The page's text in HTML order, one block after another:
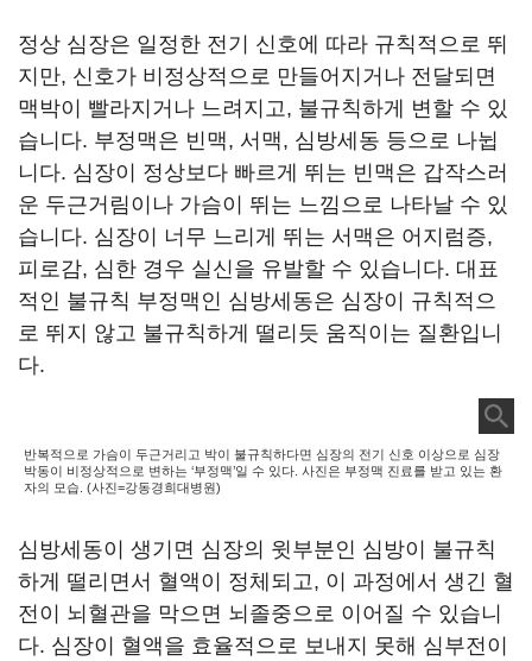
정상 심장은 일정한 전기 신호에 따라 규칙적으로 뛰
지만, 신호가 비정상적으로 만들어지거나 전달되면
맥박이 빨라지거나 느려지고, 불규칙하게 변할 수 있
습니다. 부정맥은 빈맥, 서맥, 심방세동 등으로 나뉩
니다. 심장이 정상보다 빠르게 뛰는 빈맥은 갑작스러
운 두근거림이나 가슴이 뛰는 느낌으로 나타날 수 있
습니다. 심장이 너무 느리게 뛰는 서맥은 어지럼증,
피로감, 심한 경우 실신을 유발할 수 있습니다. 대표
적인 불규칙 부정맥인 심방세동은 심장이 규칙적으
로 뛰지 않고 불규칙하게 떨리듯 움직이는 질환입니
다.
반복적으로 가슴이 두근거리고 박이 불규칙하다면 심장의 전기 신호 이상으로 심장
박동이 비정상적으로 변하는 ‘부정맥’일 수 있다. 사진은 부정맥 진료를 받고 있는 환
자의 모습. (사진=강동경희대병원)
심방세동이 생기면 심장의 윗부분인 심방이 불규칙
하게 떨리면서 혈액이 정체되고, 이 과정에서 생긴 혈
전이 뇌혈관을 막으면 뇌졸중으로 이어질 수 있습니
다. 심장이 혈액을 효율적으로 보내지 못해 심부전이